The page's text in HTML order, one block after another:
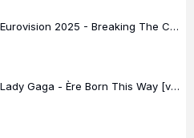
Regarde le sujet « Eurovision 2025 - Breaking The Code in Basel (Bâle - Suisse) ! (résultats page 1) »
Regarde le sujet « Lady Gaga - Ère Born This Way [vol. 1] »